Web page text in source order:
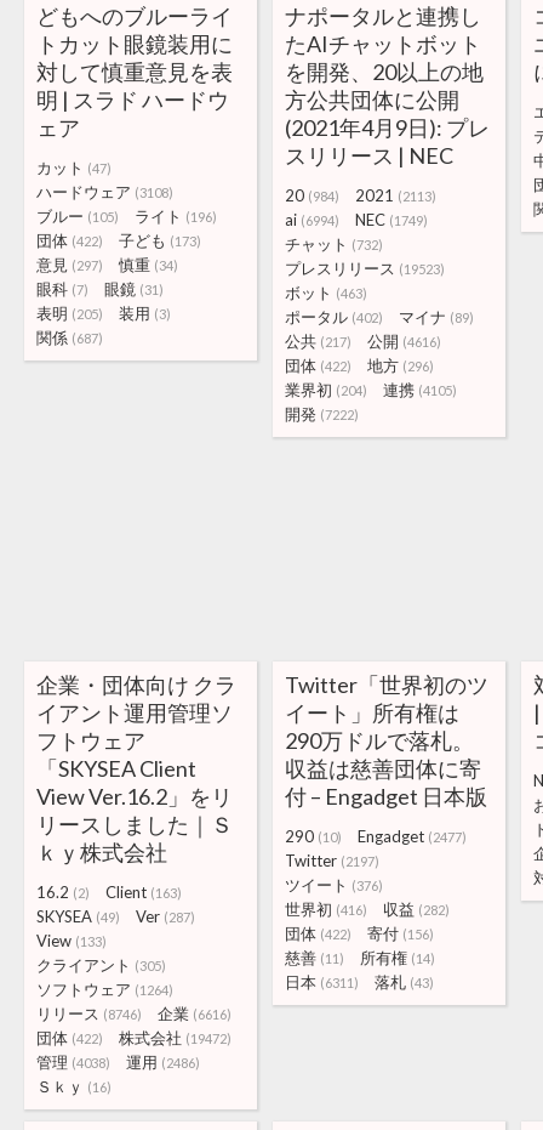
どもへのブルーライ
トカット眼鏡装用に
対して慎重意見を表
明 | スラド ハードウ
ェア
カット (47)
ハードウェア (3108)
ブルー (105) ライト (196)
団体 (422) 子ども (173)
意見 (297) 慎重 (34)
眼科 (7) 眼鏡 (31)
表明 (205) 装用 (3)
関係 (687)
ナポータルと連携し
たAIチャットボット
を開発、20以上の地
方公共団体に公開
(2021年4月9日): プレ
スリリース | NEC
20 (984) 2021 (2113)
ai (6994) NEC (1749)
チャット (732)
プレスリリース (19523)
ボット (463)
ポータル (402) マイナ (89)
公共 (217) 公開 (4616)
団体 (422) 地方 (296)
業界初 (204) 連携 (4105)
開発 (7222)
企業・団体向け クラ
イアント運用管理ソ
フトウェア
「SKYSEA Client
View Ver.16.2」をリ
リースしました｜Ｓ
ｋｙ株式会社
16.2 (2) Client (163)
SKYSEA (49) Ver (287)
View (133)
クライアント (305)
ソフトウェア (1264)
リリース (8746) 企業 (6616)
団体 (422) 株式会社 (19472)
管理 (4038) 運用 (2486)
Ｓｋｙ (16)
Twitter「世界初のツ
イート」所有権は
290万ドルで落札。
収益は慈善団体に寄
付 – Engadget 日本版
290 (10) Engadget (2477)
Twitter (2197)
ツイート (376)
世界初 (416) 収益 (282)
団体 (422) 寄付 (156)
慈善 (11) 所有権 (14)
日本 (6311) 落札 (43)